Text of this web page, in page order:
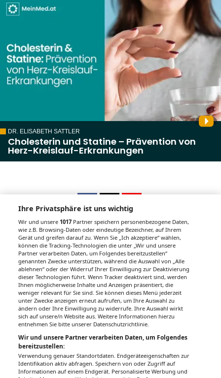
DR. ELISABETH SATTLER
Cholesterin und Statine – Prävention von
Herz-Kreislauf-Erkrankungen
Unsere Wochenzeitungen
Gesundheitsseiten
Hier finden Sie die aktuelle Ausgabe der
Gesundheitsberichterstattung in den 120
Wochenzeitungen der RegionalMedien
Austria sowie ein Archiv der vergangenen
Ausgaben.
Ihre Privatsphäre ist uns wichtig
Wir und unsere1017 Partner speichern personenbezogene Daten,
wie z.B. Browsing-Daten oder eindeutige Bezeichner, auf Ihrem
Gerät und greifen darauf zu. Wenn Sie „Ich akzeptiere“ wählen,
können die Tracking-Technologien die unter „Wir und unsere
Partner verarbeiten Daten, um Folgendes bereitzustellen“
genannten Zwecke unterstützen, während die Auswahl von „Alle
ablehnen“ oder der Widerruf Ihrer Einwilligung zur Deaktivierung
dieser Technologien führt. Wenn Tracker deaktiviert sind, werden
Ihnen möglicherweise Inhalte und Anzeigen präsentiert, die
weniger relevant für Sie sind. Sie können dieses Menü jederzeit
unter Zwecke anzeigen erneut aufrufen, um Ihre Auswahl zu
ändern oder Ihre Einwilligung zu widerrufe. Ihre Auswahl wirkt
sich auf unsere/n Website aus. Weitere Informationen hierzu
entnehmen Sie bitte unserer Datenschutzrichtlinie.
Wir und unsere Partner verarbeiten Daten, um Folgendes
bereitzustellen:
Verwendung genauer Standortdaten. Endgeräteeigenschaften zur
Identifikation aktiv abfragen. Speichern von oder Zugriff auf
Informationen auf einem Endgerät. Personalisierte Werbung und